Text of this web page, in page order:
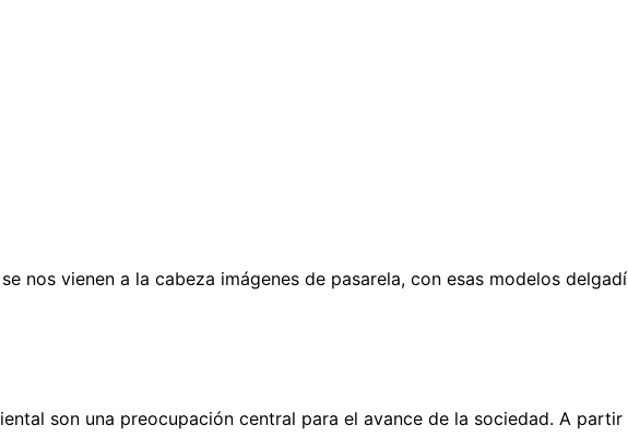
nos vienen a la cabeza imágenes de pasarela, con esas modelos
son una preocupación central para el avance de la sociedad. A